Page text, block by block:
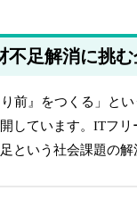
不足解消に挑む
前』をつくる」と
しています。ITフ
という社会課題の解